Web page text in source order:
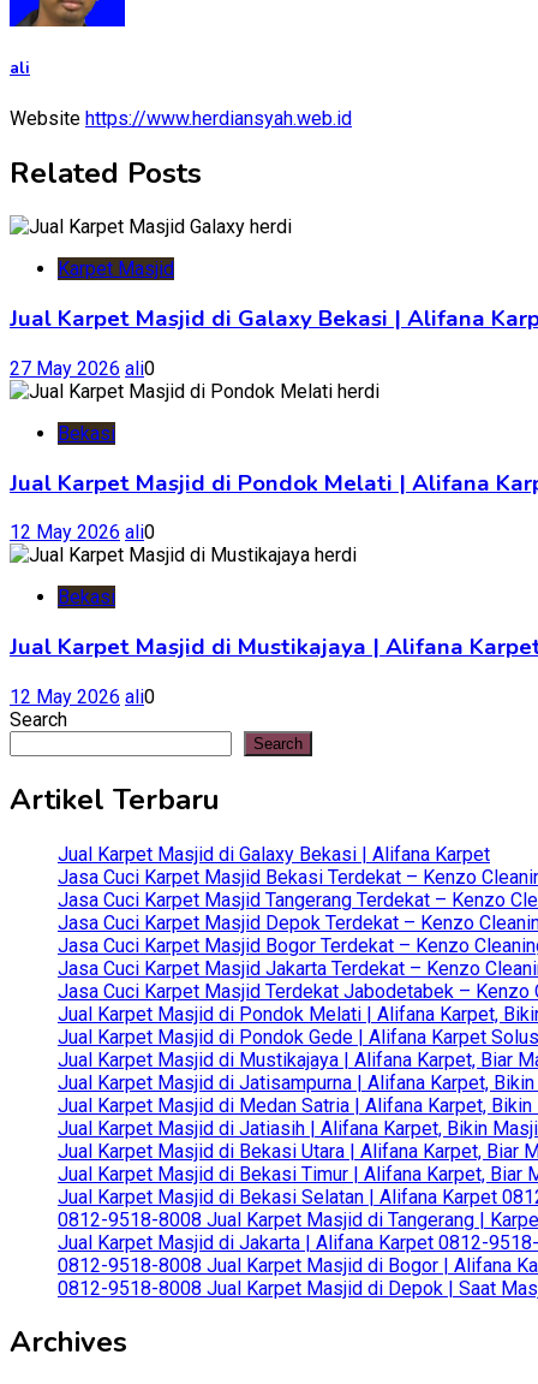
ali
Website https://www.herdiansyah.web.id
Related Posts
Karpet Masjid
Jual Karpet Masjid di Galaxy Bekasi | Alifana
27 May 2026 ali0
Bekasi
Jual Karpet Masjid di Pondok Melati | Alifana
12 May 2026 ali0
Bekasi
Jual Karpet Masjid di Mustikajaya | Alifana
12 May 2026 ali0
Search
Search
Artikel Terbaru
Jual Karpet Masjid di Galaxy Bekasi | Alifana Karpet
Jasa Cuci Karpet Masjid Bekasi Terdekat – Kenzo
Jasa Cuci Karpet Masjid Tangerang Terdekat – Kenzo
Jasa Cuci Karpet Masjid Depok Terdekat – Kenzo
Jasa Cuci Karpet Masjid Bogor Terdekat – Kenzo
Jasa Cuci Karpet Masjid Jakarta Terdekat – Kenzo
Jasa Cuci Karpet Masjid Terdekat Jabodetabek –
Jual Karpet Masjid di Pondok Melati | Alifana Karpet,
Jual Karpet Masjid di Pondok Gede | Alifana Karpet
Jual Karpet Masjid di Mustikajaya | Alifana Karpet, Biar
Jual Karpet Masjid di Jatisampurna | Alifana Karpet,
Jual Karpet Masjid di Medan Satria | Alifana Karpet,
Jual Karpet Masjid di Jatiasih | Alifana Karpet, Bikin
Jual Karpet Masjid di Bekasi Utara | Alifana Karpet, Biar
Jual Karpet Masjid di Bekasi Timur | Alifana Karpet, Biar
Jual Karpet Masjid di Bekasi Selatan | Alifana Karpet
0812-9518-8008 Jual Karpet Masjid di Tangerang |
Jual Karpet Masjid di Jakarta | Alifana Karpet 0812-
0812-9518-8008 Jual Karpet Masjid di Bogor | Alifana
0812-9518-8008 Jual Karpet Masjid di Depok | Saat
Archives